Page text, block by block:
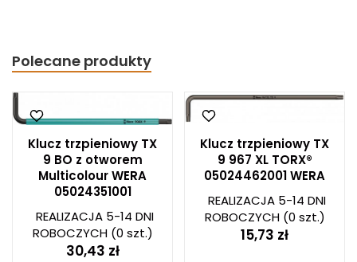
Polecane produkty
Klucz trzpieniowy TX
9 BO z otworem
Multicolour WERA
05024351001
REALIZACJA 5-14 DNI
ROBOCZYCH(0 szt.)
30,43 zł
Klucz trzpieniowy TX
9 967 XL TORX®
05024462001 WERA
REALIZACJA 5-14 DNI
ROBOCZYCH(0 szt.)
15,73 zł